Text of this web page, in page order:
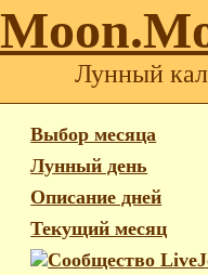
Лунный
Выбор месяца
Лунный день
Описание дней
Текущий месяц